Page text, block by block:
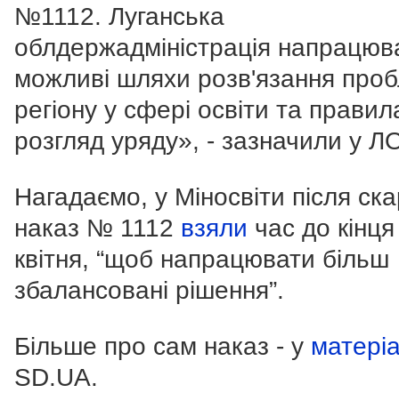
№1112. Луганська
облдержадміністрація
можливі шляхи розв'язання
регіону у сфері освіти та
розгляд уряду», - зазначили у
Нагадаємо, у Міносвіти після
наказ № 1112 взяли час до кінця
квітня, “щоб напрацювати більш
збалансовані рішення”.
Більше про сам наказ - у
SD.UA.